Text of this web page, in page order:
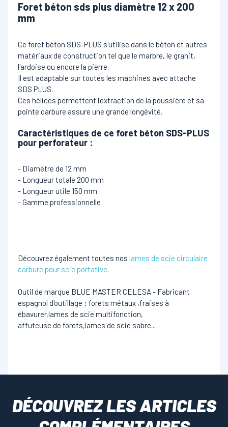
Foret béton sds plus diamètre 12 x 200
mm
Ce foret béton SDS-PLUS s'utilise dans le béton et autres
matériaux de construction tel que le marbre, le granit,
l'ardoise ou encore la pierre.
Il est adaptable sur toutes les machines avec attache
SDS PLUS.
Ces hélices permettent l'extraction de la poussière et sa
pointe carbure assure une grande longévité.
Caractéristiques de ce foret béton SDS-PLUS
pour perforateur :
- Diamètre de 12 mm
- Longueur totale 200 mm
- Longueur utile 150 mm
- Gamme professionnelle
Découvrez également toutes nos lames de scie circulaire
carbure pour scie portative.
Outil de marque BLUE MASTER CELESA - Fabricant
espagnol d'outillage : forets métaux ,fraises à
ébavurer,lames de scie multifonction,
affuteuse de forets,lames de scie sabre...
DÉCOUVREZ LES ARTICLES